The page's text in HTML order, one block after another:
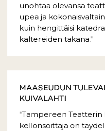
unohtaa olevansa
upea ja
kuin hengittäisi
kaltereiden takana."
MAASEUDUN
KUIVALAHTI
"Tampereen
kellonsoittaja on